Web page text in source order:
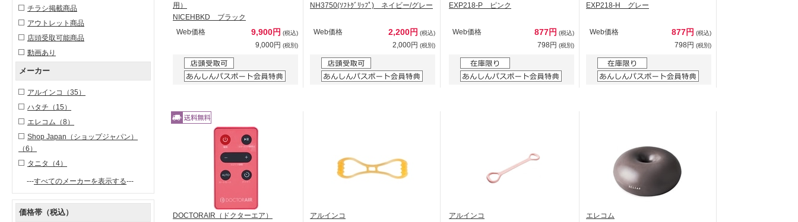
チラシ掲載商品
アウトレット商品
店頭受取可能商品
動画あり
メーカー
アルインコ
（35）
ハタチ （15）
エレコム （8）
Shop Japan（ショップジャパン）
（6）
タニタ
（4）
---すべてのメーカーを表示する---
価格帯（税込）
用）
NICEHBKD ブラック
Web価格
9,900円 (税込)
9,000円 (税別)
NH3750(ｿﾌﾄｸﾞﾘｯﾌﾟ) ネイビー/グレー
Web価格 2,200円 (税込)
2,000円 (税別)
EXP218-P ピンク
Web価格 877円 (税込)
798円 (税別)
EXP218-H グレー
Web価格 877円 (税込)
798円 (税別)
DOCTORAIR（ドクターエア）
アルインコ
アルインコ
エレコム